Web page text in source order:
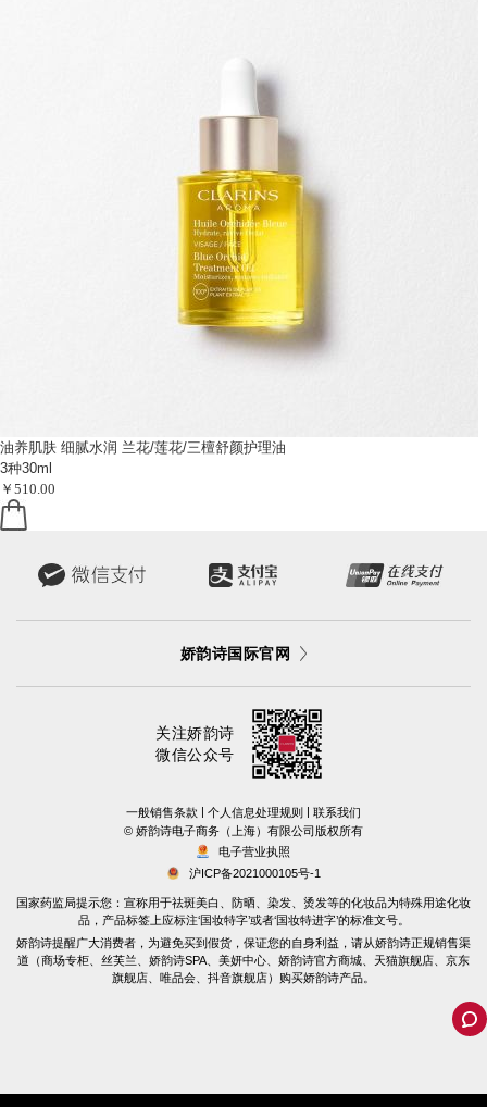
油养肌肤 细腻水润 兰花/莲花/三檀舒颜护理油
3种30ml
￥510.00
娇韵诗国际官网
关注娇韵诗
微信公众号
一般销售条款 | 个人信息处理规则 | 联系我们
©️ 娇韵诗电子商务（上海）有限公司版权所有
电子营业执照
沪ICP备2021000105号-1
国家药监局提示您：宣称用于祛斑美白、防晒、染发、烫发等的化妆品为特殊用途化妆
品，产品标签上应标注‘国妆特字’或者‘国妆特进字’的标准文号。
娇韵诗提醒广大消费者，为避免买到假货，保证您的自身利益，请从娇韵诗正规销售渠
道（商场专柜、丝芙兰、娇韵诗SPA、美妍中心、娇韵诗官方商城、天猫旗舰店、京东
旗舰店、唯品会、抖音旗舰店）购买娇韵诗产品。